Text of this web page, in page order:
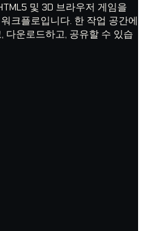
및 3D 브라우저 게임을
크플로입니다. 한 작업 공간에
다운로드하고, 공유할 수 있습